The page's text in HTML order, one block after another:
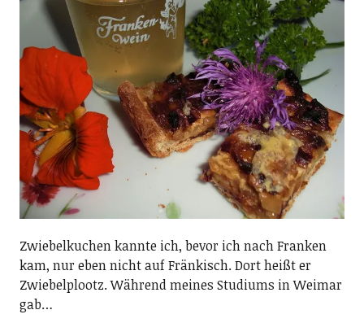
Zwiebelkuchen kannte ich, bevor ich nach Franken
kam, nur eben nicht auf Fränkisch. Dort heißt er
Zwiebelplootz. Während meines Studiums in Weimar
gab…